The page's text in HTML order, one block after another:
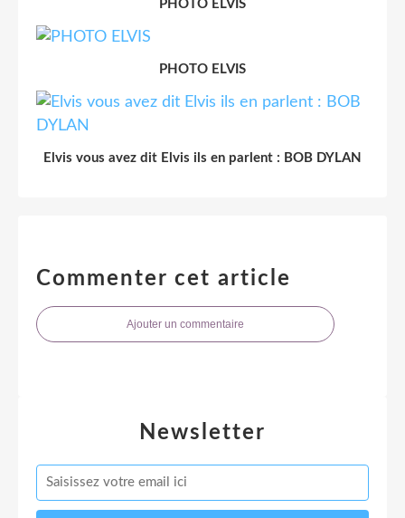
PHOTO ELVIS
PHOTO ELVIS
Elvis vous avez dit Elvis ils en parlent : BOB DYLAN
Commenter cet article
Ajouter un commentaire
Newsletter